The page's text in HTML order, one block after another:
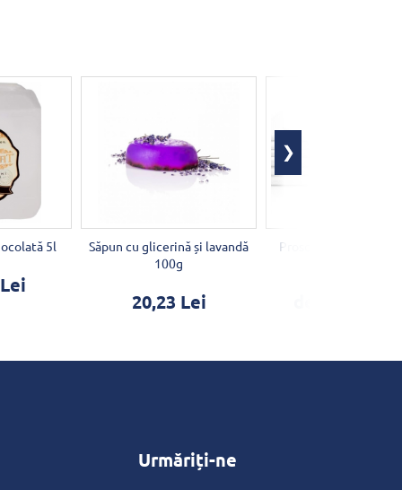
5l
Săpun cu glicerină și lavandă
100g
20,23 Lei
Prosop mare model
Urmăriți-ne